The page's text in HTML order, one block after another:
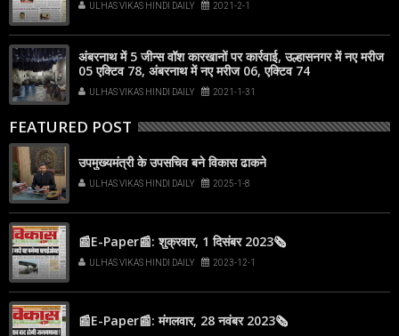
ULHAS VIKAS HINDI DAILY 2021-2-1
अंबरनाथ में 5 जीन्स वॉश कारखानों पर कार्रवाई, उल्हासनगर में नए मरीज
05 एक्टिव 78, अंबरनाथ में नए मरीज 06, एक्टिव 74
ULHAS VIKAS HINDI DAILY 2021-1-31
FEATURED POST
उपमुख्यमंत्री के उपसचिव बने विकास ढाकने
ULHAS VIKAS HINDI DAILY 2025-1-8
📰E-Paper📰: शुक्रवार, 1 दिसंबर 2023🗞
ULHAS VIKAS HINDI DAILY 2023-12-1
📰E-Paper📰: मंगलवार, 28 नवंबर 2023🗞